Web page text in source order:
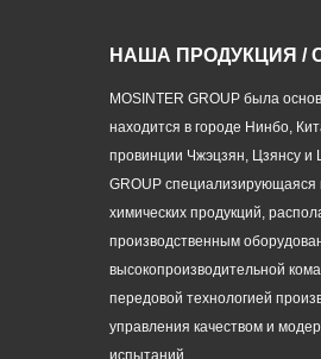
НАША ПРОДУКЦИЯ /
MOSINTER GROUP была
находится в городе Нинбо,
провинции Чжэцзян, Цзянсу и
GROUP специализирующаяся
химических продукций,
производственным
высокопроизводительной
передовой технологией
управления качеством и
испытаний.